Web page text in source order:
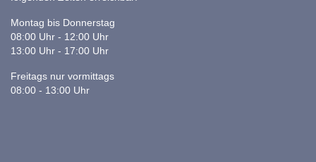
Montag bis Donnerstag
08:00 Uhr - 12:00 Uhr
13:00 Uhr - 17:00 Uhr
Freitags nur vormittags
08:00 - 13:00 Uhr